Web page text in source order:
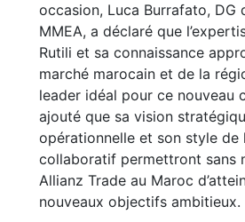
occasion, Luca Burrafato, DG
MMEA, a déclaré que
Rutili et sa connaissance
marché marocain et de la
leader idéal pour ce nouveau
ajouté que sa vision
opérationnelle et son style de
collaboratif permettront sans
Allianz Trade au Maroc
nouveaux objectifs ambitieux.